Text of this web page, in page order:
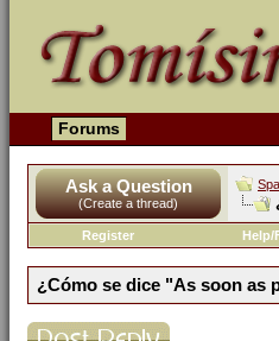
Forums
Ask a Question
(Create a thread)
Register Help/
¿Cómo se dice "As soon as